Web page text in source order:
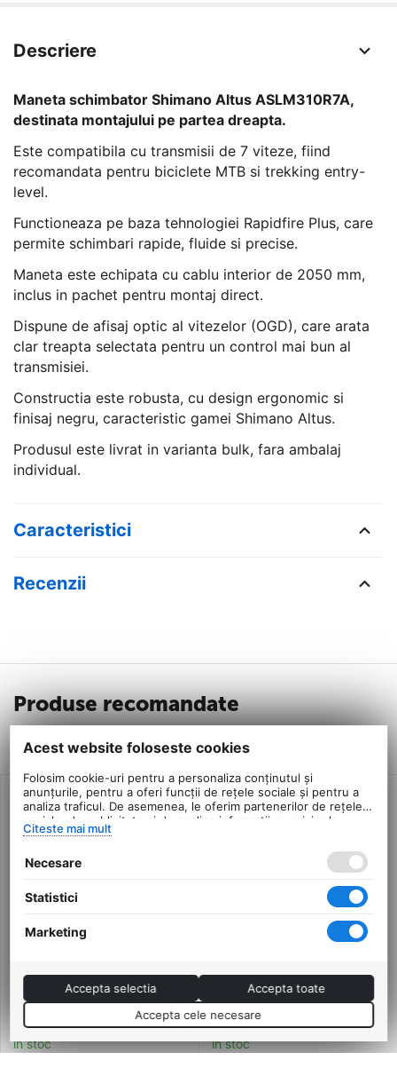
Descriere
Maneta schimbator Shimano Altus ASLM310R7A,
destinata montajului pe partea dreapta.
Este compatibila cu transmisii de 7 viteze, fiind
recomandata pentru biciclete MTB si trekking entry-
level.
Functioneaza pe baza tehnologiei Rapidfire Plus, care
permite schimbari rapide, fluide si precise.
Maneta este echipata cu cablu interior de 2050 mm,
inclus in pachet pentru montaj direct.
Dispune de afisaj optic al vitezelor (OGD), care arata
clar treapta selectata pentru un control mai bun al
transmisiei.
Constructia este robusta, cu design ergonomic si
finisaj negru, caracteristic gamei Shimano Altus.
Produsul este livrat in varianta bulk, fara ambalaj
individual.
Caracteristici
Recenzii
Produse recomandate
Produse similare
Manete schimbator
stanga-dreapta 24 viteze
Microshift MS-15-8, Set,
stanga 3v-dreapta 8v,
2100 mm, negru
in stoc
Maneta schimbator
stanga Shimano Altus SL
M310, 3 viteze, cablu
2050 mm
0.0
in stoc
Acest website foloseste cookies
Folosim cookie-uri pentru a personaliza conținutul și
anunțurile, pentru a oferi funcții de rețele sociale și pentru a
analiza traficul. De asemenea, le oferim partenerilor de rețele
sociale, de publicitate și de analize informații cu privire la
modul în care folosiți site-ul nostru. Aceștia le pot combina cu
serviciilor lor.
Citeste mai mult
Necesare
Statistici
Marketing
Accepta cele necesare
Accepta selectia Accepta toate